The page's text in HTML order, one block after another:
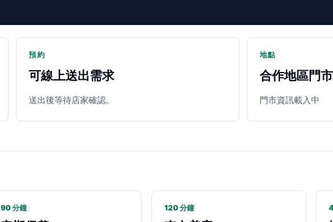
預約
可線上送出需求
送出後等待店家確認。
地點
合作地區門市
門市資訊載入中
90 分鐘 120 分鐘